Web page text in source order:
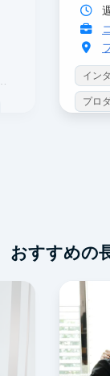
週
イン
プロ
スタ
おすすめの